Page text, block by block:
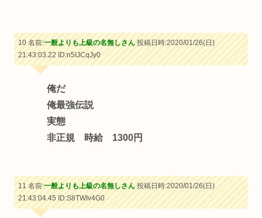
10 名前:一般よりも上級の名無しさん投稿日時:2020/01/26(日)
21:43:03.22ID:n5IJCqJy0
俺だ
俺最強伝説
実態
非正規 時給 1300円
11 名前:一般よりも上級の名無しさん投稿日時:2020/01/26(日)
21:43:04.45ID:S8TWIv4G0